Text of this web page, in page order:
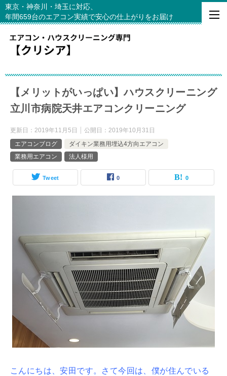
東京・神奈川・埼玉に対応、
年間659台のエアコン実績で安心の仕上がりをお届け
【メリットがいっぱい】ハウスクリーニング
立川市病院天井エアコンクリーニング
更新日： 2019年11月5日 公開日： 2019年10月31日
エアコンブログ
ダイキン業務用埋込4方向エアコン
業務用エアコン
法人様用
Tweet 0 0
こんにちは、安田です。さて今回は、僕が住んでいる